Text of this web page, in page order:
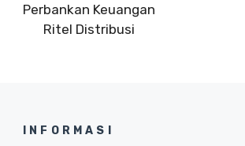
Perbankan Keuangan
Ritel Distribusi
INFORMASI